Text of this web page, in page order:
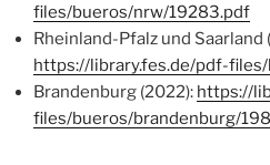
files/bueros/nrw/19283.pdf
Rheinland-Pfalz und Saarland
https://library.fes.de/pdf-
Brandenburg (2022): https://
files/bueros/brandenburg/